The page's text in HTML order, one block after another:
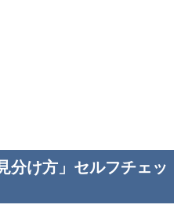
分け方」セルフチェッ